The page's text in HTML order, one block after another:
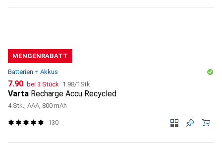
MENGENRABATT
Batterien + Akkus
CHF
7.90 bei 3 Stück CHF
1.98/1Stk.
Varta Recharge Accu Recycled
4 Stk., AAA, 800 mAh
130